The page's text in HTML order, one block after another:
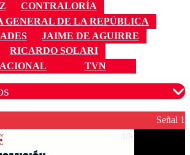
CONTRALORÍA
GENERAL DE LA REPÚBLICA
JAIME DE AGUIRRE
RICARDO SOLARI
TVN
son moderados para garantizar un
Señal 1